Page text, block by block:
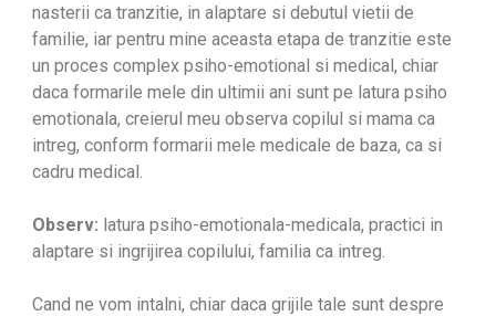
nasterii ca tranzitie, in alaptare si debutul vietii de
familie, iar pentru mine aceasta etapa de tranzitie este
un proces complex psiho-emotional si medical, chiar
daca formarile mele din ultimii ani sunt pe latura psiho
emotionala, creierul meu observa copilul si mama ca
intreg, conform formarii mele medicale de baza, ca si
cadru medical.
Observ: latura psiho-emotionala-medicala, practici in
alaptare si ingrijirea copilului, familia ca intreg.
Cand ne vom intalni, chiar daca grijile tale sunt despre